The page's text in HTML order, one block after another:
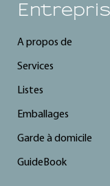
A propos de
Services
Listes
Emballages
Garde à domicile
GuideBook